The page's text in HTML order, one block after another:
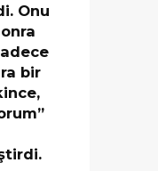
Onu
bir